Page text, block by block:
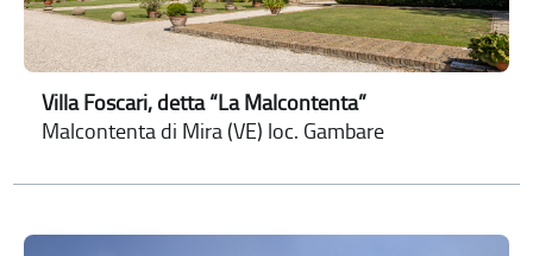
Villa Foscari, detta “La Malcontenta”
Malcontenta di Mira (VE) loc. Gambare